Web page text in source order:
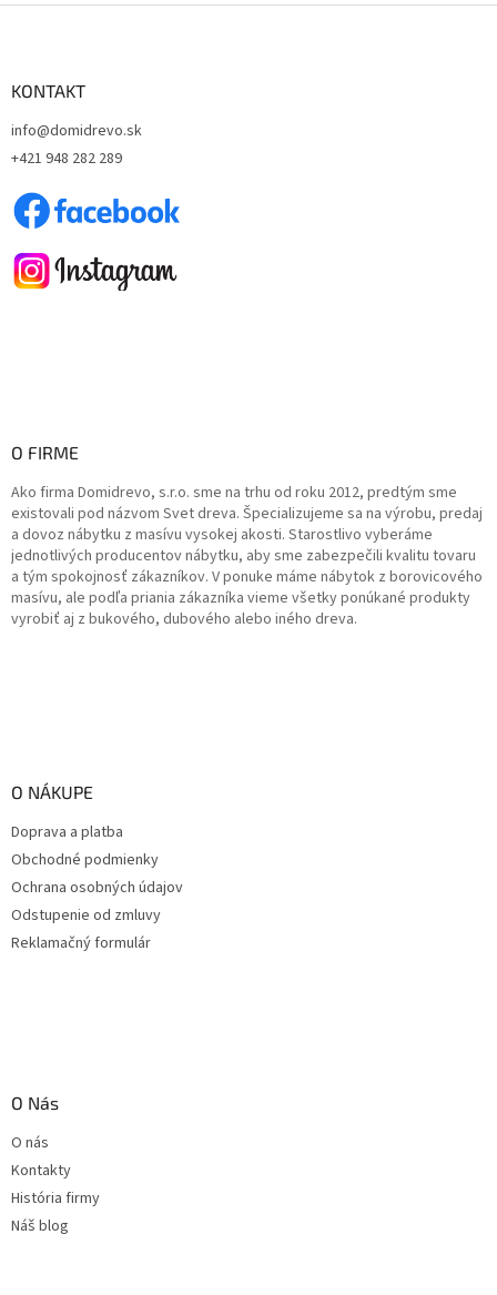
KONTAKT
info@domidrevo.sk
+421 948 282 289
O FIRME
Ako firma Domidrevo, s.r.o. sme na trhu od roku 2012, predtým sme
existovali pod názvom Svet dreva. Špecializujeme sa na výrobu, predaj
a dovoz nábytku z masívu vysokej akosti. Starostlivo vyberáme
jednotlivých producentov nábytku, aby sme zabezpečili kvalitu tovaru
a tým spokojnosť zákazníkov. V ponuke máme nábytok z borovicového
masívu, ale podľa priania zákazníka vieme všetky ponúkané produkty
vyrobiť aj z bukového, dubového alebo iného dreva.
O NÁKUPE
Doprava a platba
Obchodné podmienky
Ochrana osobných údajov
Odstupenie od zmluvy
Reklamačný formulár
O Nás
O nás
Kontakty
História firmy
Náš blog